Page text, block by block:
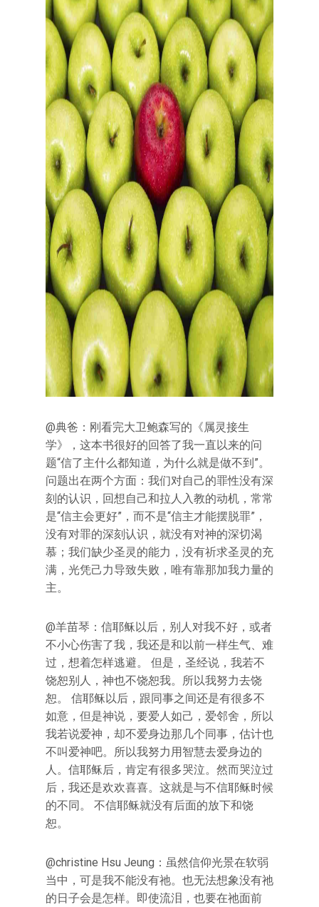
@典爸：刚看完大卫鲍森写的《属灵接生
学》，这本书很好的回答了我一直以来的问
题“信了主什么都知道，为什么就是做不到”。
问题出在两个方面：我们对自己的罪性没有深
刻的认识，回想自己和拉人入教的动机，常常
是“信主会更好”，而不是“信主才能摆脱罪”，
没有对罪的深刻认识，就没有对神的深切渴
慕；我们缺少圣灵的能力，没有祈求圣灵的充
满，光凭己力导致失败，唯有靠那加我力量的
主。
@羊苗琴：信耶稣以后，别人对我不好，或者
不小心伤害了我，我还是和以前一样生气、难
过，想着怎样逃避。 但是，圣经说，我若不
饶恕别人，神也不饶恕我。所以我努力去饶
恕。 信耶稣以后，跟同事之间还是有很多不
如意，但是神说，要爱人如己，爱邻舍，所以
我若说爱神，却不爱身边那几个同事，估计也
不叫爱神吧。所以我努力用智慧去爱身边的
人。信耶稣后，肯定有很多哭泣。然而哭泣过
后，我还是欢欢喜喜。这就是与不信耶稣时候
的不同。 不信耶稣就没有后面的放下和饶
恕。
@christine Hsu Jeung：虽然信仰光景在软弱
当中，可是我不能没有祂。也无法想象没有祂
的日子会是怎样。即使流泪，也要在祂面前